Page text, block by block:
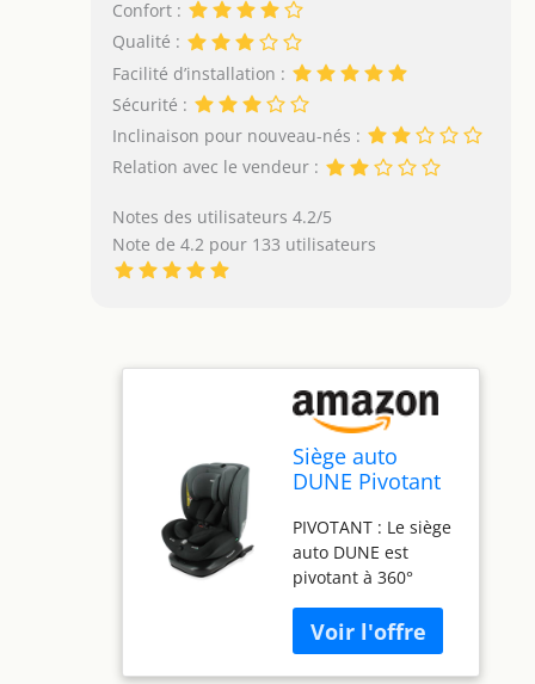
Confort :
Qualité :
Facilité d’installation :
Sécurité :
Inclinaison pour nouveau-nés :
Relation avec le vendeur :
Notes des utilisateurs 4.2/5
Note de 4.2 pour 133 utilisateurs
Siège auto
DUNE Pivotant
150 cm -
Evolutif dès la
naissance
jusqu'à 12 ans
environ -
Groupe
PIVOTANT : Le siège
auto DUNE est
pivotant à 360°
uniquement en dos
route (jusqu’à 4
ans), afin de faciliter
l’installation de